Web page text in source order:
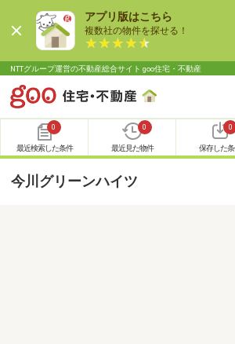
アプリ版はこちら
複数社の物件を探せる！
NTTグループ運営の不動産総合サイト goo住宅・不動産
0
最近検索した条件
0
最近見た物件
0
保存した
今川グリーンハイツ